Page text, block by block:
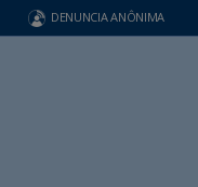
DENUNCIA ANÔNIMA